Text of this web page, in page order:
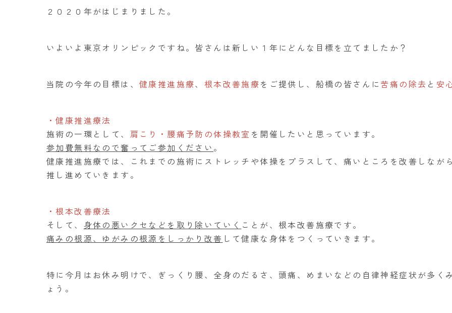
２０２０年がはじまりました。
いよいよ東京オリンピックですね。皆さんは新しい１年にどんな目標を立てましたか？
当院の今年の目標は、健康推進施療、 根本改善施療をご提供し、船橋の皆さんに苦痛の除去 と 安
・健康推進療法
施術の一環として、 肩こり・腰痛予防の体操教室 を開催したいと思っています。
参加費無料なので奮ってご参加ください 。
健康推進施療では、これまでの施術にストレッチや体操をプラスして、痛いところを改善しなが
推し進めていきます。
・根本改善療法
そして、 身体の悪いクセなどを取り除いていく ことが、根本改善施療です。
痛みの根源、ゆがみの根源をしっかり改善 して健康な身体をつくっていきます。
特に今月はお休み明けで、ぎっくり腰、全身のだるさ、頭痛、めまいなどの自律神経症状が多く
ょう。